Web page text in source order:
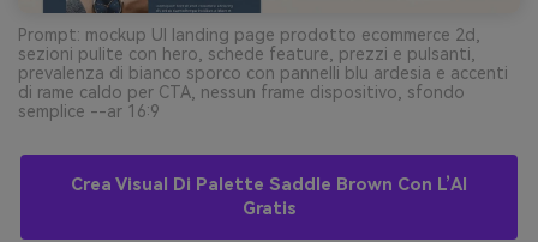
Prompt: mockup UI landing page prodotto ecommerce 2d,
sezioni pulite con hero, schede feature, prezzi e pulsanti,
prevalenza di bianco sporco con pannelli blu ardesia e accenti
di rame caldo per CTA, nessun frame dispositivo, sfondo
semplice --ar 16:9
Crea Visual Di Palette Saddle Brown Con L’AI
Gratis